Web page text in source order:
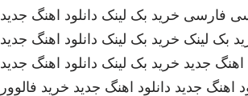
فارسی خرید بک لینک دانلود اهنگ جدید
بک لینک خرید بک لینک دانلود اهنگ جدید
اهنگ جدید خرید بک لینک دانلود اهنگ جدید
اهنگ جدید دانلود اهنگ جدید خرید فالوور